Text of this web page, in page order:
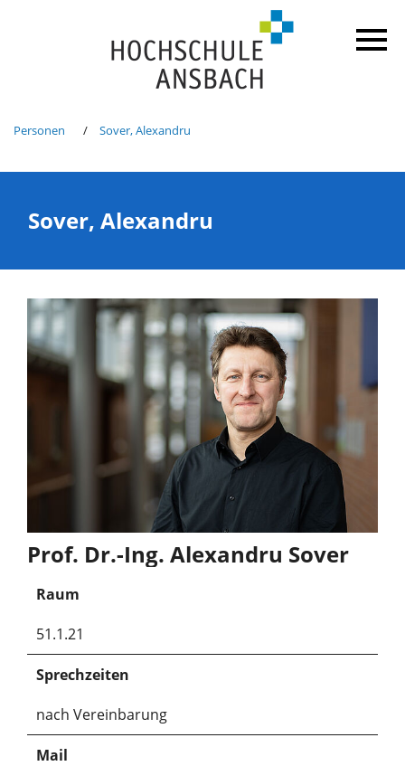
Personen Sover, Alexandru
Sover, Alexandru
Prof. Dr.-Ing. Alexandru Sover
Raum
51.1.21
Sprechzeiten
nach Vereinbarung
Mail